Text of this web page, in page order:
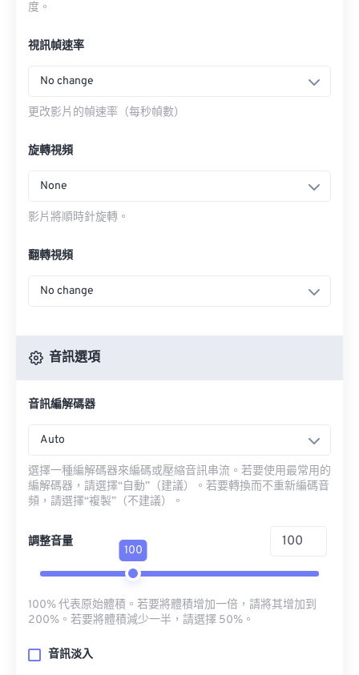
度。
視訊幀速率
No change
更改影片的幀速率（每秒幀數）
旋轉視頻
None
影片將順時針旋轉。
翻轉視頻
No change
音訊選項
音訊編解碼器
Auto
選擇一種編解碼器來編碼或壓縮音訊串流。若要使用最常用的
編解碼器，請選擇“自動”（建議）。若要轉換而不重新編碼音
頻，請選擇“複製”（不建議）。
調整音量
100
100% 代表原始體積。若要將體積增加一倍，請將其增加到
200%。若要將體積減少一半，請選擇 50%。
音訊淡入